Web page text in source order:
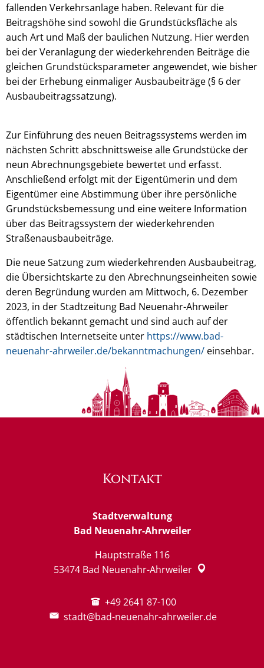
fallenden Verkehrsanlage haben. Relevant für die
Beitragshöhe sind sowohl die Grundstücksfläche als
auch Art und Maß der baulichen Nutzung. Hier werden
bei der Veranlagung der wiederkehrenden Beiträge die
gleichen Grundstücksparameter angewendet, wie bisher
bei der Erhebung einmaliger Ausbaubeiträge (§ 6 der
Ausbaubeitragssatzung).
Zur Einführung des neuen Beitragssystems werden im
nächsten Schritt abschnittsweise alle Grundstücke der
neun Abrechnungsgebiete bewertet und erfasst.
Anschließend erfolgt mit der Eigentümerin und dem
Eigentümer eine Abstimmung über ihre persönliche
Grundstücksbemessung und eine weitere Information
über das Beitragssystem der wiederkehrenden
Straßenausbaubeiträge.
Die neue Satzung zum wiederkehrenden Ausbaubeitrag,
die Übersichtskarte zu den Abrechnungseinheiten sowie
deren Begründung wurden am Mittwoch, 6. Dezember
2023, in der Stadtzeitung Bad Neuenahr-Ahrweiler
öffentlich bekannt gemacht und sind auch auf der
städtischen Internetseite unter https://www.bad-
neuenahr-ahrweiler.de/bekanntmachungen/ einsehbar.
Kontakt
Stadtverwaltung
Bad Neuenahr-Ahrweiler
Hauptstraße 116
53474 Bad Neuenahr-Ahrweiler
+49 2641 87-100
stadt@bad-neuenahr-ahrweiler.de